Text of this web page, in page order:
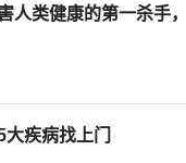
人类健康的第一杀手
疾病找上门